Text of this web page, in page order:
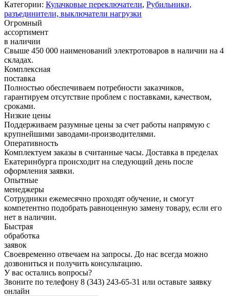
Категории: Кулачковые переключатели, Рубильники,
разъединители, выключатели нагрузки
Огромный
ассортимент
в наличии
Свыше 450 000 наименований электротоваров в наличии на 4
складах.
Комплексная
поставка
Полностью обеспечиваем потребности заказчиков,
гарантируем отсутствие проблем с поставками, качеством,
сроками.
Низкие цены
Поддерживаем разумные цены за счет работы напрямую с
крупнейшими заводами-производителями.
Оперативность
Комплектуем заказы в считанные часы. Доставка в пределах
Екатеринбурга происходит на следующий день после
оформления заявки.
Опытные
менеджеры
Сотрудники ежемесячно проходят обучение, и смогут
компетентно подобрать равноценную замену товару, если его
нет в наличии.
Быстрая
обработка
заявок
Своевременно отвечаем на запросы. До нас всегда можно
дозвониться и получить консультацию.
У вас остались вопросы?
Звоните по телефону 8 (343) 243-65-31 или оставьте заявку
онлайн